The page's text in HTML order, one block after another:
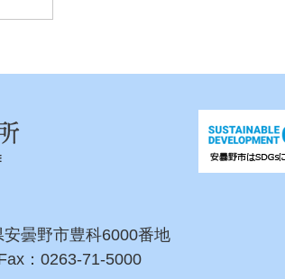
曇野市豊科6000番地
：0263-71-5000